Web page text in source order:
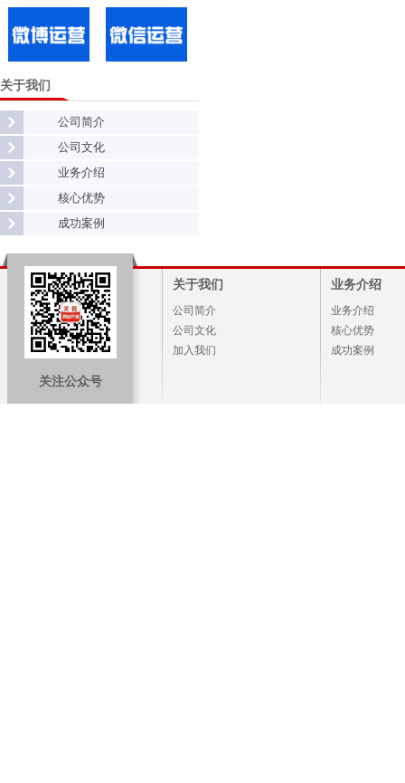
关于我们
公司简介
公司文化
业务介绍
核心优势
成功案例
关注公众号
关于我们
公司简介
公司文化
加入我们
业务介绍
业务介绍
核心优势
成功案例